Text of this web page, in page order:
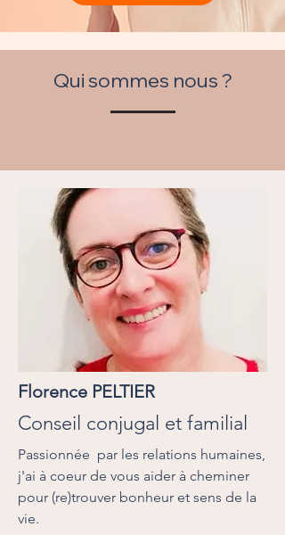
Qui sommes nous ?
Florence PELTIER
Conseil conjugal et familial
Passionnée par les relations humaines,
j'ai à coeur de vous aider à cheminer
pour (re)trouver bonheur et sens de la
vie.